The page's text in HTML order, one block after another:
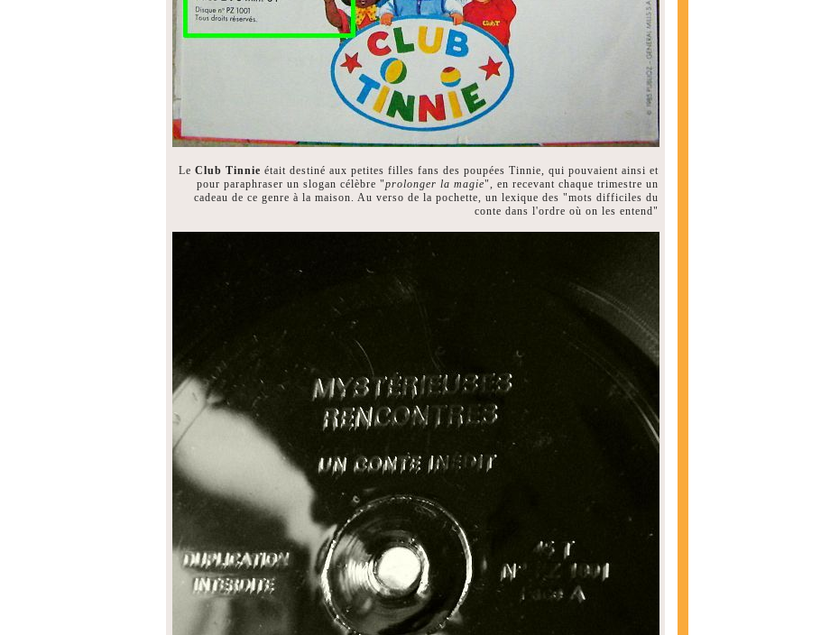
Le Club Tinnie était destiné aux petites filles fans des poupées Tinnie, qui pouvaient ainsi et
pour paraphraser un slogan célèbre "prolonger la magie", en recevant chaque trimestre un
cadeau de ce genre à la maison. Au verso de la pochette, un lexique des "mots difficiles du
conte dans l'ordre où on les entend"